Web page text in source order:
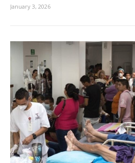
January 3, 2026